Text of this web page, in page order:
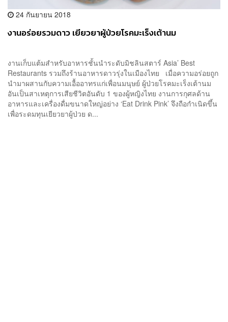
24 กันยายน 2018
งานอร่อยรวมดาว เยียวยาผู้ป่วยโรคมะเร็งเต้านม
งานเก็บแต้มสำหรับอาหารชั้นนำระดับมิชลินสตาร์ Asia’ Best
Restaurants รวมถึงร้านอาหารดาวรุ่งในเมืองไทย เมื่อความอร่อยถูก
นำมาผสานกับความเอื้ออาทรแก่เพื่อนมนุษย์ ผู้ป่วยโรคมะเร็งเต้านม
อันเป็นสาเหตุการเสียชีวิตอันดับ 1 ของผู้หญิงไทย งานการกุศลด้าน
อาหารและเครื่องดื่มขนาดใหญ่อย่าง ‘Eat Drink Pink’ จึงถือกำเนิดขึ้น
เพื่อระดมทุนเยียวยาผู้ป่วย ด...